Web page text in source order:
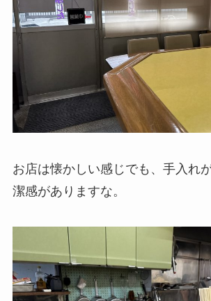
お店は懐かしい感じでも、手入れ
潔感がありますな。